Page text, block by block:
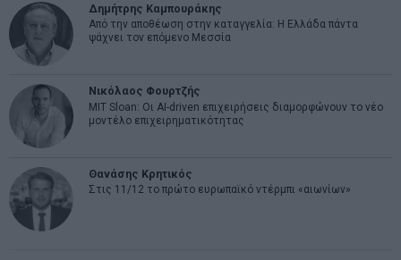
Δημήτρης Καμπουράκης
Από την αποθέωση στην καταγγελία: Η Ελλάδα πάντα
ψάχνει τον επόμενο Μεσσία
Νικόλαος Φουρτζής
MIT Sloan: Οι AI-driven επιχειρήσεις διαμορφώνουν το νέο
μοντέλο επιχειρηματικότητας
Θανάσης Κρητικός
Στις 11/12 το πρώτο ευρωπαϊκό ντέρμπι «αιωνίων»